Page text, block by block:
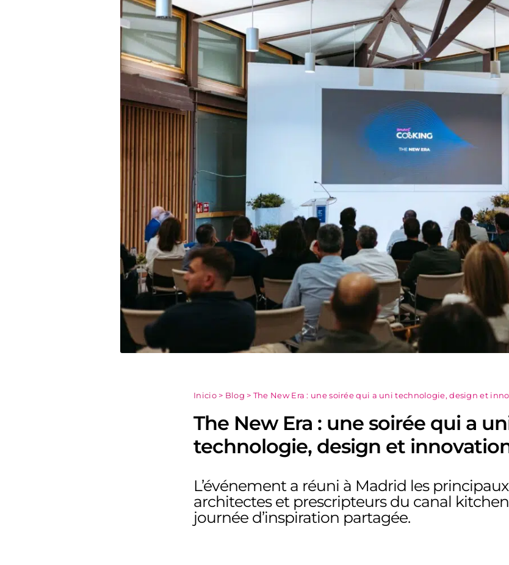
Inicio> Blog > The New Era : une soirée qui a uni technologie, design et
The New Era : une soirée qui a
technologie, design et
L’événement a réuni à Madrid les
architectes et prescripteurs du canal kitchen
journée d’inspiration partagée.